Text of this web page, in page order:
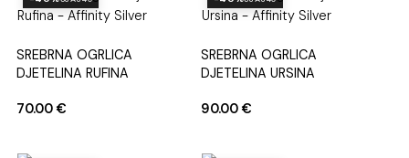
SREBRNA OGRLICA
DJETELINA RUFINA
70.00€
SREBRNA OGRLICA
DJETELINA URSINA
90.00€